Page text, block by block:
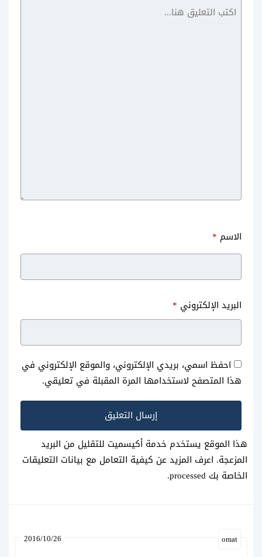
shareit
الاسم *
البريد الإلكتروني *
احفظ اسمي، بريدي الإلكتروني، والموقع الإلكتروني في
هذا المتصفح لاستخدامها المرة المقبلة في تعليقي.
هذا الموقع يستخدم خدمة أكيسميت للتقليل من البريد
المزعجة. اعرف المزيد عن كيفية التعامل مع بيانات التعليقات
الخاصة بك processed
.
omat
2016/10/26